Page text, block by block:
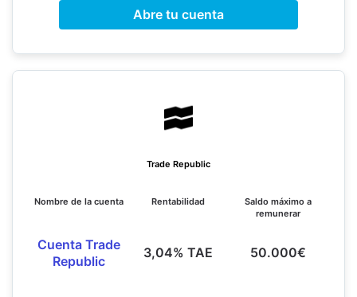
Abre tu cuenta
Trade Republic
Nombre de la cuenta
Cuenta Trade
Republic
Rentabilidad
3,04% TAE
Saldo máximo a
remunerar
50.000€